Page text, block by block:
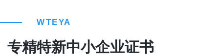
WTEYA
专精特新中小企业证书